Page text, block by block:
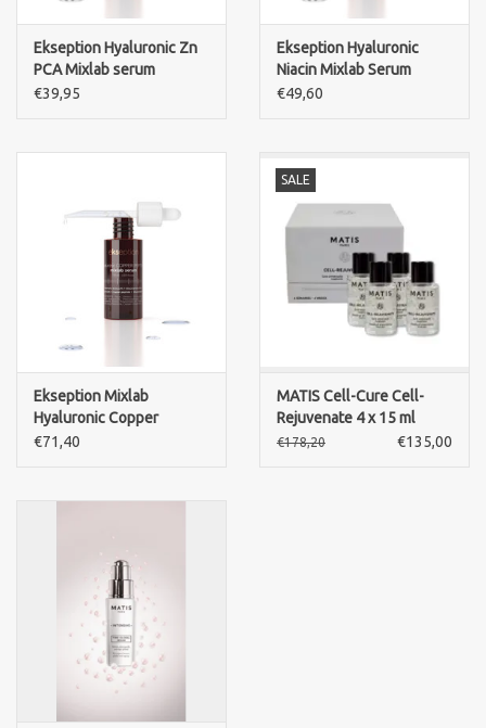
Ekseption Hyaluronic Zn
PCA Mixlab serum
€39,95
Ekseption Hyaluronic
Niacin Mixlab Serum
€49,60
Ekseption Mixlab
Hyaluronic Copper
Peptide Serum 75 ml
€71,40
SALE
MATIS Cell-Cure Cell-
Rejuvenate 4 x 15 ml
€178,20 €135,00